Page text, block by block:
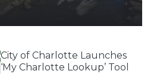
City of Charlotte Launches
‘My Charlotte Lookup’ Tool